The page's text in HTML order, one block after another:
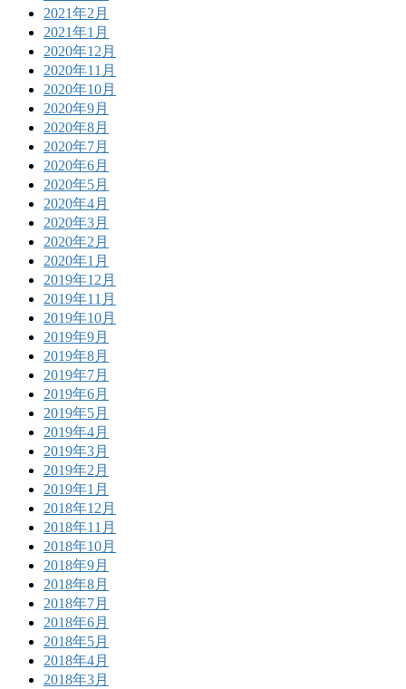
2021年2月
2021年1月
2020年12月
2020年11月
2020年10月
2020年9月
2020年8月
2020年7月
2020年6月
2020年5月
2020年4月
2020年3月
2020年2月
2020年1月
2019年12月
2019年11月
2019年10月
2019年9月
2019年8月
2019年7月
2019年6月
2019年5月
2019年4月
2019年3月
2019年2月
2019年1月
2018年12月
2018年11月
2018年10月
2018年9月
2018年8月
2018年7月
2018年6月
2018年5月
2018年4月
2018年3月